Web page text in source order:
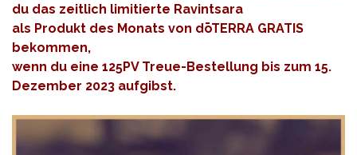
du das zeitlich limitierte Ravintsara
als Produkt des Monats von dōTERRA GRATIS
bekommen,
wenn du eine 125PV Treue-Bestellung bis zum 15.
Dezember 2023 aufgibst.